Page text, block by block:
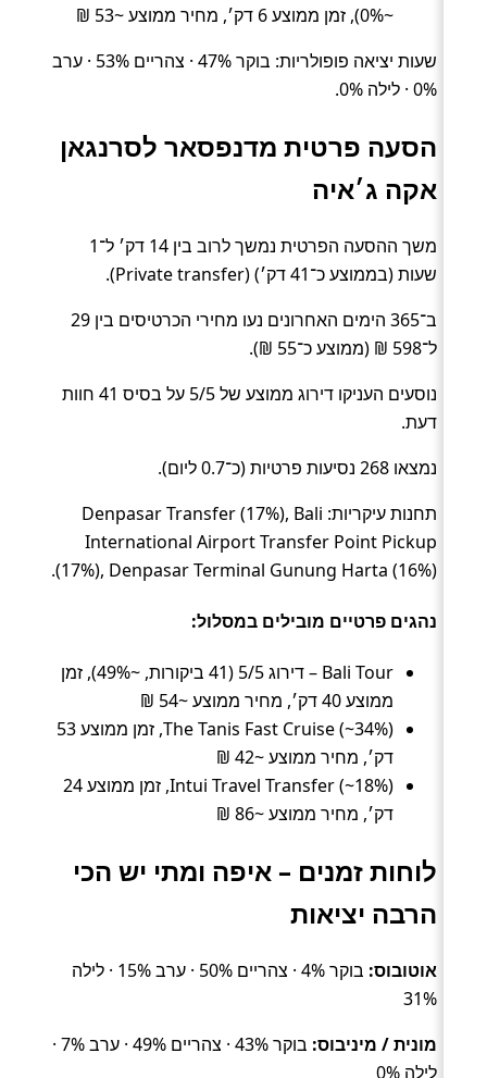
~0%), זמן ממוצע 6 דק׳, מחיר ממוצע ~53 ₪
שעות יציאה פופולריות: בוקר 47% · צהריים 53% · ערב
0% · לילה 0%.
הסעה פרטית מדנפסאר לסרנגאן
אקה ג׳איה
משך ההסעה הפרטית נמשך לרוב בין 14 דק׳ ל־1
שעות (בממוצע כ־41 דק׳) (Private transfer).
ב־365 הימים האחרונים נעו מחירי הכרטיסים בין 29
ל־598 ₪ (ממוצע כ־55 ₪).
נוסעים העניקו דירוג ממוצע של 5/5 על בסיס 41 חוות
דעת.
נמצאו 268 נסיעות פרטיות (כ־0.7 ליום).
תחנות עיקריות: Denpasar Transfer (17%), Bali
International Airport Transfer Point Pickup
(17%), Denpasar Terminal Gunung Harta (16%).
נהגים פרטיים מובילים במסלול:
Bali Tour – דירוג 5/5 (41 ביקורות, ~49%), זמן
ממוצע 40 דק׳, מחיר ממוצע ~54 ₪
The Tanis Fast Cruise (~34%), זמן ממוצע 53
דק׳, מחיר ממוצע ~42 ₪
Intui Travel Transfer (~18%), זמן ממוצע 24
דק׳, מחיר ממוצע ~86 ₪
לוחות זמנים – איפה ומתי יש הכי
הרבה יציאות
אוטובוס:
בוקר 4% · צהריים 50% · ערב 15% · לילה
31%
מונית / מיניבוס:
בוקר 43% · צהריים 49% · ערב 7% ·
לילה 0%